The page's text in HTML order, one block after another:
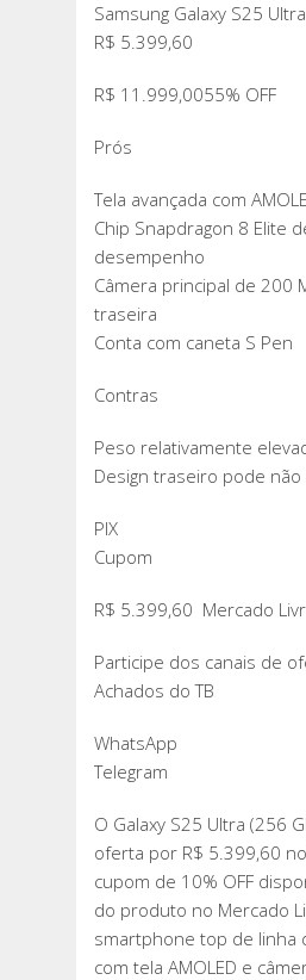
55%
MERCADO
LIVRE
Samsung Galaxy S25
R$ 5.399,60
R$ 11.999,0055% OFF
Prós
Tela avançada com
Chip Snapdragon 8 Elite
desempenho
Câmera principal de 200
traseira
Conta com caneta S Pen
Contras
Peso relativamente
Design traseiro pode
PIX
Cupom
R$ 5.399,60 Mercado
Participe dos canais de
Achados do TB
WhatsApp
Telegram
O Galaxy S25 Ultra (256
oferta por R$ 5.399,60
cupom de 10% OFF
do produto no Mercado
smartphone top de linha
com tela AMOLED e